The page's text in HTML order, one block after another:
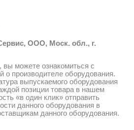
ООО, Моск. обл., г.
можете ознакомиться с
о производителе оборудования.
выпускаемого оборудования
позиции товара в нашем
«в один клик» отправить
данного оборудования в
данного оборудования.